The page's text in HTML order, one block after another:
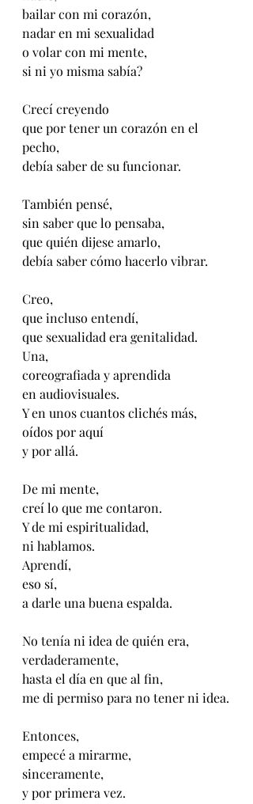
bailar con mi corazón,
nadar en mi sexualidad
o volar con mi mente,
si ni yo misma sabía?
Crecí creyendo
que por tener un corazón en el
pecho,
debía saber de su funcionar.
También pensé,
sin saber que lo pensaba,
que quién dijese amarlo,
debía saber cómo hacerlo vibrar.
Creo,
que incluso entendí,
que sexualidad era genitalidad.
Una,
coreografiada y aprendida
en audiovisuales.
Y en unos cuantos clichés más,
oídos por aquí
y por allá.
De mi mente,
creí lo que me contaron.
Y de mi espiritualidad,
ni hablamos.
Aprendí,
eso sí,
a darle una buena espalda.
No tenía ni idea de quién era,
verdaderamente,
hasta el día en que al fin,
me di permiso para no tener ni idea.
Entonces,
empecé a mirarme,
sinceramente,
y por primera vez.